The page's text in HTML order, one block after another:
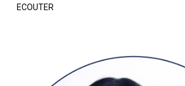
ECOUTER